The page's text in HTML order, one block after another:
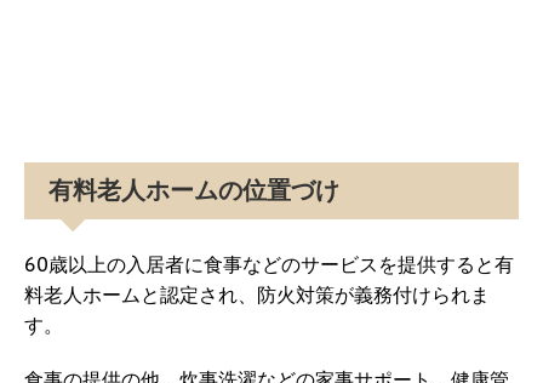
有料老人ホームの位置づけ
60歳以上の入居者に食事などのサービスを提供すると有
料老人ホームと認定され、防火対策が義務付けられま
す。